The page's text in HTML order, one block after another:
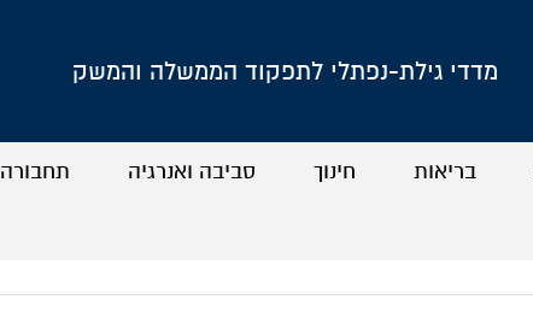
מדדי גילת-נפתלי לתפקוד הממשלה והמשק
בריאות חינוך סביבה ואנרגיה תחבורה